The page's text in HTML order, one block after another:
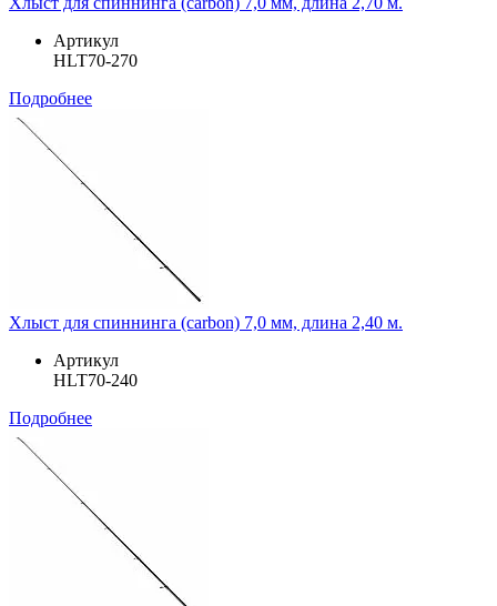
Артикул
HLT70-270
Подробнее
Хлыст для спиннинга (carbon) 7,0 мм, длина 2,40 м.
Артикул
HLT70-240
Подробнее